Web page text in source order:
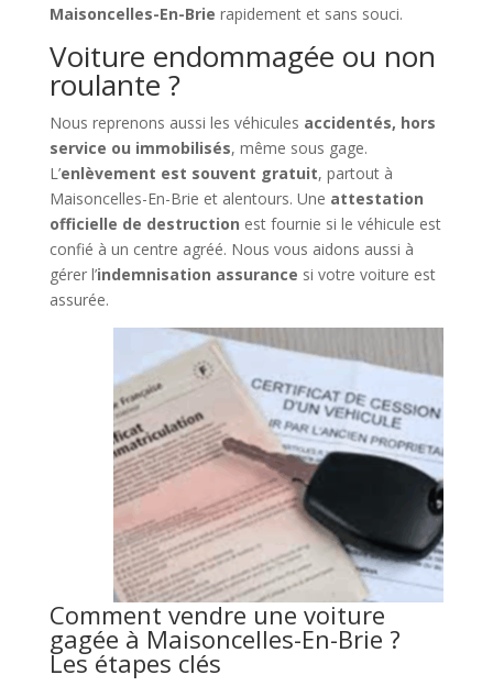
Maisoncelles-En-Brie rapidement et sans souci.
Voiture endommagée ou non
roulante ?
Nous reprenons aussi les véhicules accidentés, hors
service ou immobilisés, même sous gage.
L’enlèvement est souvent gratuit, partout à
Maisoncelles-En-Brie et alentours. Une attestation
officielle de destruction est fournie si le véhicule est
confié à un centre agréé. Nous vous aidons aussi à
gérer l’indemnisation assurance si votre voiture est
assurée.
Comment vendre une voiture
gagée à Maisoncelles-En-Brie ?
Les étapes clés